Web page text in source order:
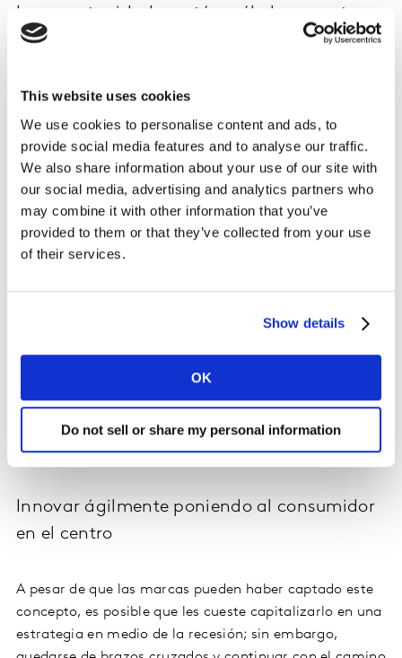
This website uses cookies
We use cookies to personalise content and ads, to
provide social media features and to analyse our traffic.
We also share information about your use of our site with
our social media, advertising and analytics partners who
may combine it with other information that you’ve
provided to them or that they’ve collected from your use
of their services.
Show details
OK
Do not sell or share my personal information
Las oportunidades están, sólo hay que tener
los ojos bien abiertos
Sin embargo, para conseguir trazar ese nuevo camino
con cierta claridad, es necesario haber prestado
atención -con los ojos y la mente en abierto- a los
cambios de hábitos, a los nuevos comportamientos de
los consumidores y, en base a eso, a las oportunidades
que puedan presentarse.
contexto social y económico abre el camino a una
al mercado. La creación de una correcta propuesta de
valor es clave para tener éxito en estos momentos de
presión social y económica.
Innovar ágilmente poniendo al consumidor
en el centro
A pesar de que las marcas pueden haber captado este
concepto, es posible que les cueste capitalizarlo en una
estrategia en medio de la recesión; sin embargo,